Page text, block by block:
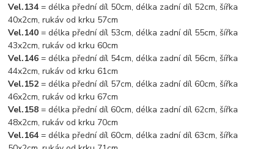
Vel.134= délka přední díl 50cm, délka zadní díl 52cm, šířka
40x2cm, rukáv od krku 57cm
Vel.140 = délka přední díl 53cm, délka zadní díl 55cm, šířka
43x2cm, rukáv od krku 60cm
Vel.146 = délka přední díl 54cm, délka zadní díl 56cm, šířka
44x2cm, rukáv od krku 61cm
Vel.152= délka přední díl 57cm, délka zadní díl 60cm, šířka
46x2cm, rukáv od krku 67cm
Vel.158= délka přední díl 60cm, délka zadní díl 62cm, šířka
48x2cm, rukáv od krku 70cm
Vel.164 = délka přední díl 60cm, délka zadní díl 63cm, šířka